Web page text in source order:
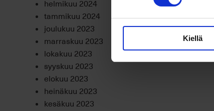
Kiellä
helmikuu 2024
tammikuu 2024
joulukuu 2023
marraskuu 2023
lokakuu 2023
syyskuu 2023
elokuu 2023
heinäkuu 2023
kesäkuu 2023